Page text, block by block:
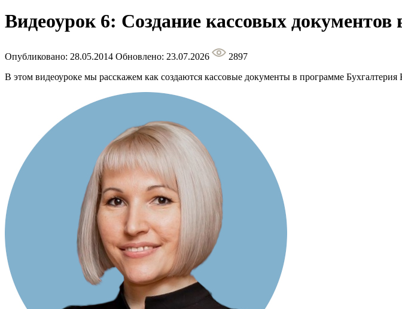
Видеоурок 6: Создание кассовых
Опубликовано: 28.05.2014 Обновлено: 23.07.2026
2897
В этом видеоуроке мы расскажем как создаются кассовые документы в программе Бухгалтерия